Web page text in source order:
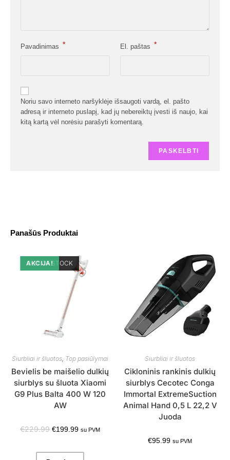
Panašūs Produktai
OUT OF STOCK
AKCIJA!
Siurbliai ir šluotos, Top pasiūlymai
Bevielis be maišelio dulkių
siurblys su šluota Xiaomi
G9 Plus Balta 400 W 120
AW
€229.99 €199.99 su PVM
Siurbliai ir šluotos
Cikloninis rankinis dulkių
siurblys Cecotec Conga
Immortal ExtremeSuction
Animal Hand 0,5 L 22,2 V
Juoda
€95.99 su PVM
Pavadinimas * El. paštas *
Noriu savo interneto naršyklėje išsaugoti vardą, el. pašto
adresą ir interneto puslapį, kad jų nebereiktų įvesti iš naujo, kai
kitą kartą vėl norėsiu parašyti komentarą.